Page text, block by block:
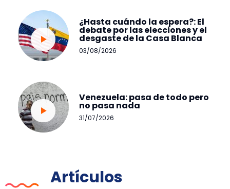
¿Hasta cuándo la espera?: El
debate por las elecciones y el
desgaste de la Casa Blanca
03/08/2026
Venezuela: pasa de todo pero
no pasa nada
31/07/2026
Artículos